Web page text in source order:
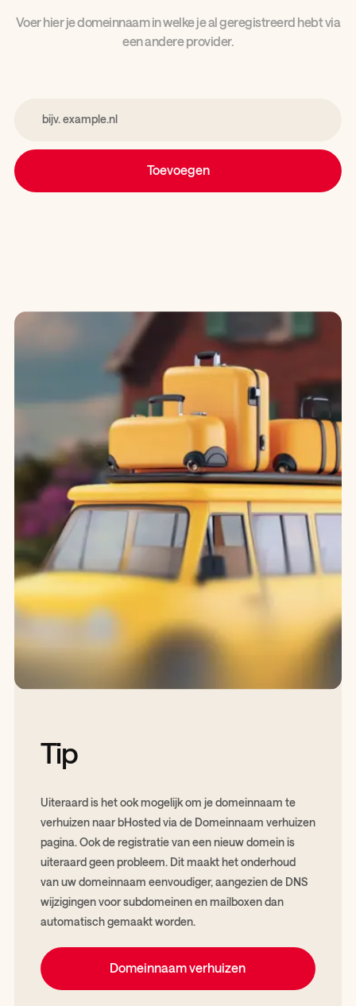
Voer hier je domeinnaam in welke je al geregistreerd hebt via
een andere provider.
Tip
Uiteraard is het ook mogelijk om je domeinnaam te
verhuizen naar bHosted via de Domeinnaam verhuizen
pagina. Ook de registratie van een nieuw domein is
uiteraard geen probleem. Dit maakt het onderhoud
van uw domeinnaam eenvoudiger, aangezien de DNS
wijzigingen voor subdomeinen en mailboxen dan
automatisch gemaakt worden.
Domeinnaam verhuizen